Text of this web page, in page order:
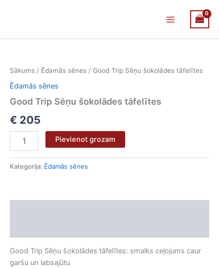
Menu
Sākums / Ēdamās sēnes / Good Trip Sēņu šokolādes tāfelītes
Ēdamās sēnes
Good Trip Sēņu šokolādes tāfelītes
€ 205
šokolādes
tāfelītes
Pievienot grozam
Kategorija: Ēdamās sēnes
Good Trip Sēņu šokolādes tāfelītes: smalks ceļojums caur
garšu un labsajūtu